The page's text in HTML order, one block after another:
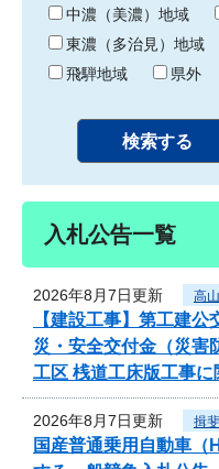
中濃（美濃）地域
東濃（多治見）地域
飛騨地域
県外
入札公告一覧
2026年8月7日更新 高
【建設工事】第工建
災・安全交付金（災害
工区 桟道工床版工事
2026年8月7日更新 揖
国産普通乗用自動車（